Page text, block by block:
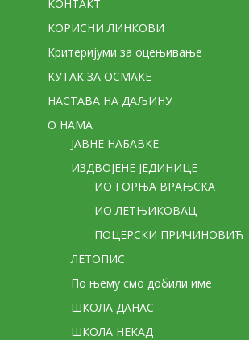
КОНТАКТ
КОРИСНИ ЛИНКОВИ
Критеријуми за оцењивање
КУТАК ЗА ОСМАКЕ
НАСТАВА НА ДАЉИНУ
О НАМА
ЈАВНЕ НАБАВКЕ
ИЗДВОЈЕНЕ ЈЕДИНИЦЕ
ИО ГОРЊА ВРАЊСКА
ИО ЛЕТЊИКОВАЦ
ПОЦЕРСКИ ПРИЧИНОВИЋ
ЛЕТОПИС
По њему смо добили име
ШКОЛА ДАНАС
ШКОЛА НЕКАД